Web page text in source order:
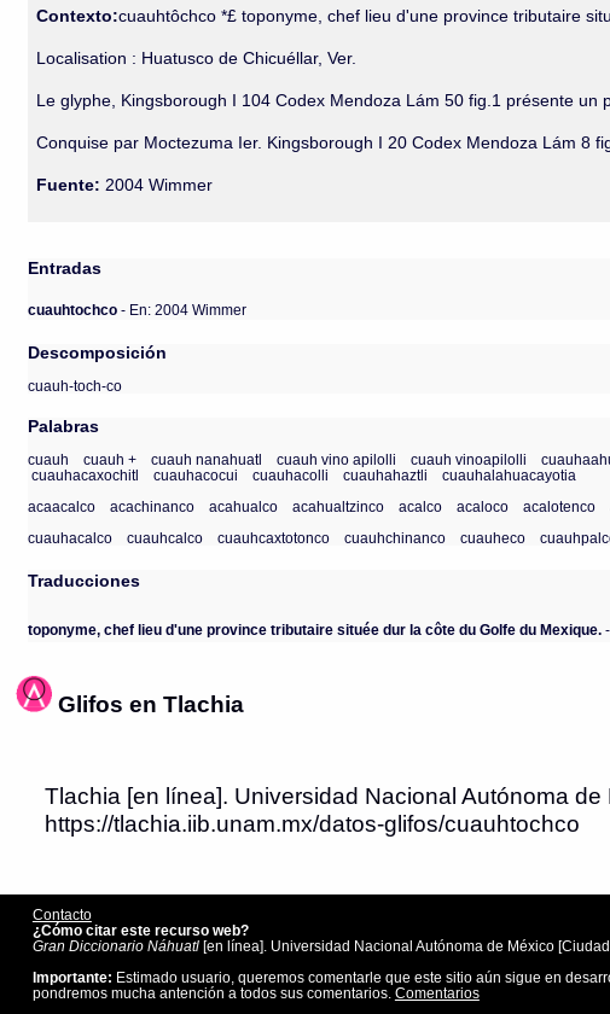
Contexto:cuauhtôchco *£ toponyme, chef lieu d'une province tributaire
Localisation : Huatusco de Chicuéllar, Ver.
Le glyphe, Kingsborough I 104 Codex Mendoza Lám 50 fig.1 présente
Conquise par Moctezuma Ier. Kingsborough I 20 Codex Mendoza Lám 8
Fuente: 2004 Wimmer
Entradas
cuauhtochco- En: 2004 Wimmer
Descomposición
cuauh-toch-co
Palabras
cuauh cuauh + cuauh nanahuatl cuauh vino apilolli cuauh vinoapilolli
cuauhacaxochitl
cuauhacocui cuauhacolli cuauhahaztli
cuauhalahuacayotia
acaacalco
acachinanco acahualco acahualtzinco acalco acaloco acalotenco
cuauhacalco
cuauhcalco cuauhcaxtotonco cuauhchinanco cuauheco
Traducciones
toponyme, chef lieu d'une province tributaire située dur la côte du Golfe du Mexique.
Glifos en Tlachia
Tlachia [en línea]. Universidad Nacional Autónoma
https://tlachia.iib.unam.mx/datos-glifos/cuauhtochco
Contacto
¿Cómo citar este recurso web?
Gran Diccionario Náhuatl[en línea]. Universidad Nacional Autónoma de México
Importante: Estimado usuario, queremos comentarle que este sitio aún sigue en
pondremos mucha antención a todos sus comentarios. Comentarios